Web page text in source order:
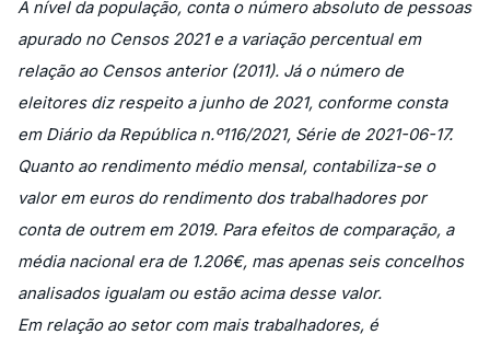
A nível da população, conta o número absoluto de pessoas
apurado no Censos 2021 e a variação percentual em
relação ao Censos anterior (2011). Já o número de
eleitores diz respeito a junho de 2021, conforme consta
em Diário da República n.º116/2021, Série de 2021-06-17.
Quanto ao rendimento médio mensal, contabiliza-se o
valor em euros do rendimento dos trabalhadores por
conta de outrem em 2019. Para efeitos de comparação, a
média nacional era de 1.206€, mas apenas seis concelhos
analisados igualam ou estão acima desse valor.
Em relação ao setor com mais trabalhadores, é